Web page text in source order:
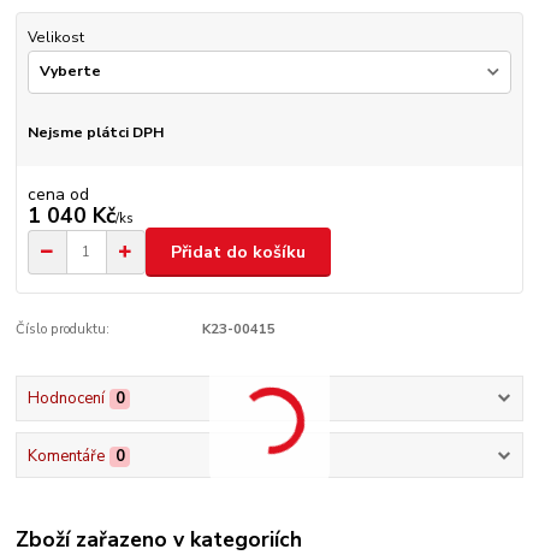
Velikost
Nejsme plátci DPH
cena od
1 040 Kč/ks
Přidat do košíku
Číslo produktu: K23-00415
Hodnocení 0
Komentáře 0
Zboží zařazeno v kategoriích